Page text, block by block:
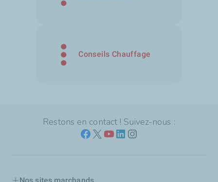
Conseils Chauffage
Restons en contact ! Suivez-nous :
Nos sites marchands